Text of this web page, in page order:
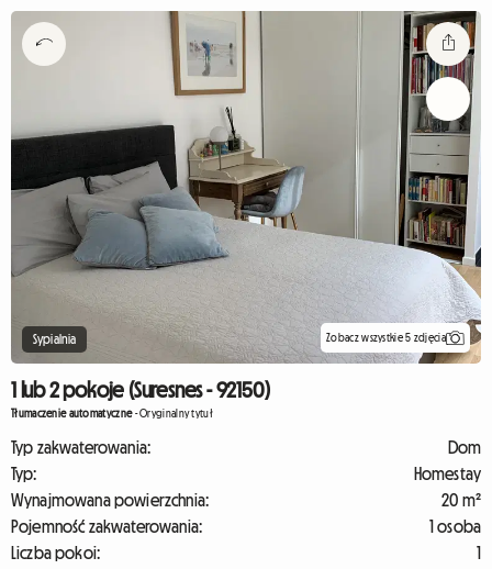
Sypialnia Zobacz wszystkie 5 zdjęcia
1 lub 2 pokoje (Suresnes - 92150)
Tłumaczenie automatyczne-Oryginalny tytuł
Typ zakwaterowania:
Dom
Typ:
Homestay
Wynajmowana powierzchnia:
20 m²
Pojemność zakwaterowania:
1 osoba
Liczba pokoi:
1